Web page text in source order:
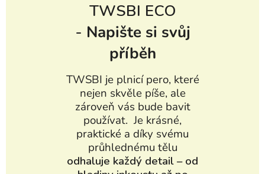
TWSBI ECO
- Napište si svůj
příběh
TWSBI je plnicí pero, které
nejen skvěle píše, ale
zároveň vás bude bavit
používat. Je krásné,
praktické a díky svému
průhlednému tělu
odhaluje každý detail – od